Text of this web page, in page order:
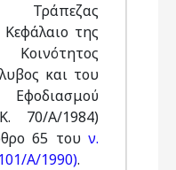
της
και του
70/Α/1984)
65 του ν.
Α/1990).